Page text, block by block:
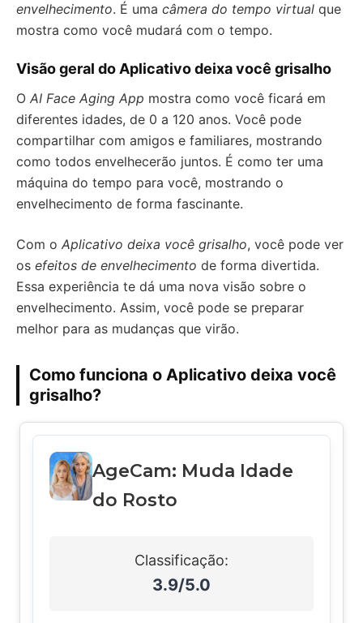
envelhecimento. É uma câmera do tempo virtual que
mostra como você mudará com o tempo.
Visão geral do Aplicativo deixa você grisalho
O AI Face Aging App mostra como você ficará em
diferentes idades, de 0 a 120 anos. Você pode
compartilhar com amigos e familiares, mostrando
como todos envelhecerão juntos. É como ter uma
máquina do tempo para você, mostrando o
envelhecimento de forma fascinante.
Com o Aplicativo deixa você grisalho, você pode ver
os efeitos de envelhecimento de forma divertida.
Essa experiência te dá uma nova visão sobre o
envelhecimento. Assim, você pode se preparar
melhor para as mudanças que virão.
Como funciona o Aplicativo deixa você
grisalho?
AgeCam: Muda Idade
do Rosto
Classificação:
3.9/5.0